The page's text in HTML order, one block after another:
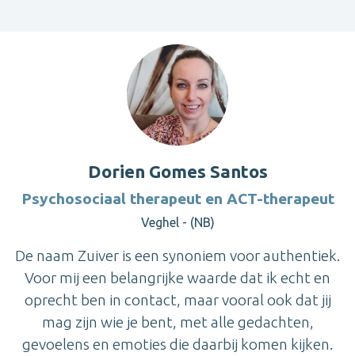
Dorien Gomes Santos
Psychosociaal therapeut en ACT-therapeut
Veghel - (NB)
De naam Zuiver is een synoniem voor authentiek.
Voor mij een belangrijke waarde dat ik echt en
oprecht ben in contact, maar vooral ook dat jij
mag zijn wie je bent, met alle gedachten,
gevoelens en emoties die daarbij komen kijken.